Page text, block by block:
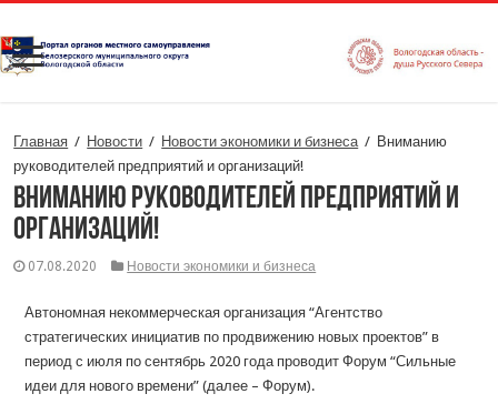
Главная / Новости / Новости экономики и бизнеса / Вниманию
руководителей предприятий и организаций!
Вниманию руководителей предприятий и
организаций!
07.08.2020 Новости экономики и бизнеса
Автономная некоммерческая организация “Агентство
стратегических инициатив по продвижению новых проектов” в
период с июля по сентябрь 2020 года проводит Форум “Сильные
идеи для нового времени” (далее – Форум).